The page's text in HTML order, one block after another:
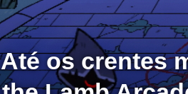
Até os crentes